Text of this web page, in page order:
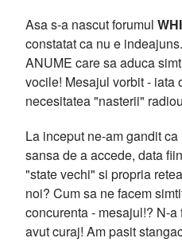
Asa s-a nascut forumul
constatat ca nu e
ANUME care sa aduca
vocile! Mesajul vorbit - iata
necesitatea "nasterii"
La inceput ne-am gandit
sansa de a accede, data
"state vechi" si propria
noi? Cum sa ne facem
concurenta - mesajul!? N-
avut curaj! Am pasit